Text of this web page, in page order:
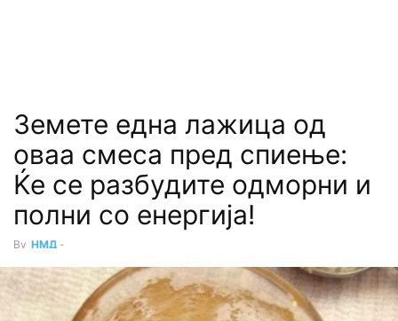
Земете една лажица од
оваа смеса пред спиење:
Ќе се разбудите одморни и
полни со енергија!
By НМД -